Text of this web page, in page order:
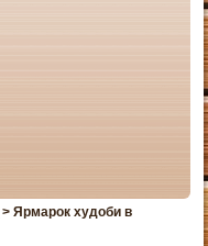
> Ярмарок худоби в